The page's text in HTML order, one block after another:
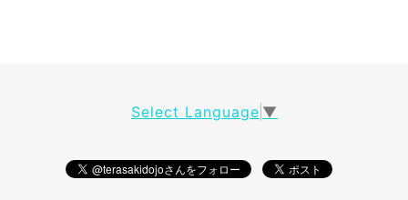
Select Language ▼